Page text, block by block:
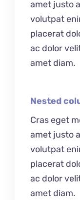
amet justo
volutpat
placerat
ac dolor
amet diam.
Nested
Cras eget
amet justo
volutpat
placerat
ac dolor
amet diam.